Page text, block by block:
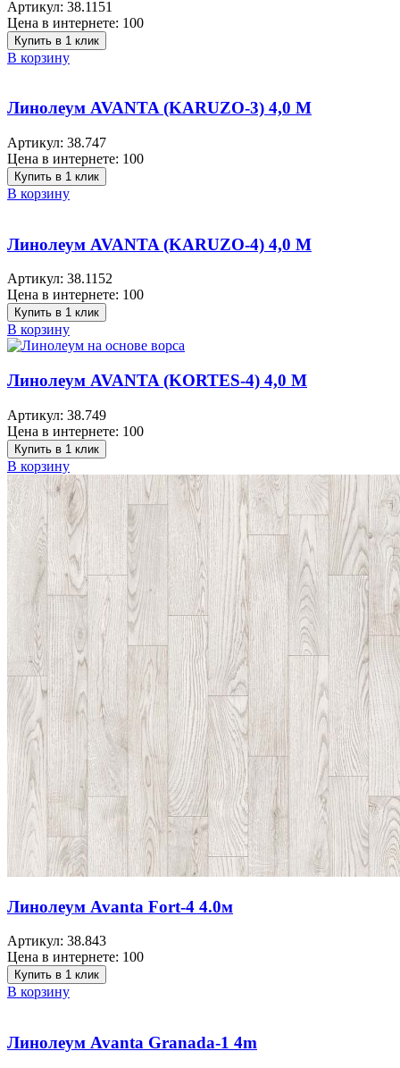
Артикул: 38.1151
Цена в интернете: 100
Купить в 1 клик
В корзину
Линолеум AVANTA (KARUZO-3) 4,0 M
Артикул: 38.747
Цена в интернете: 100
Купить в 1 клик
В корзину
Линолеум AVANTA (KARUZO-4) 4,0 M
Артикул: 38.1152
Цена в интернете: 100
Купить в 1 клик
В корзину
Линолеум AVANTA (KORTES-4) 4,0 M
Артикул: 38.749
Цена в интернете: 100
Купить в 1 клик
В корзину
Линолеум Avanta Fort-4 4.0м
Артикул: 38.843
Цена в интернете: 100
Купить в 1 клик
В корзину
Линолеум Avanta Granada-1 4m